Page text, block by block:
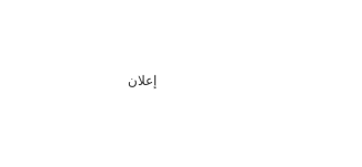
إعلان